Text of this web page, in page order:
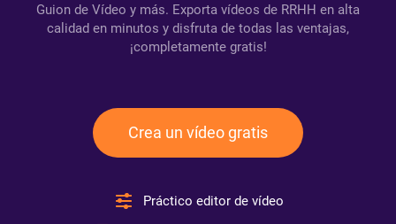
Guion de Vídeo y más. Exporta vídeos de RRHH en alta
calidad en minutos y disfruta de todas las ventajas,
¡completamente gratis!
Crea un vídeo gratis
Práctico editor de vídeo